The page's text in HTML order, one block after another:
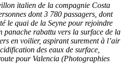
italien de la compagnie Costa
dont 3 780 passagers, dont
le quai de la Seyne pour rejoindre
panache rabattu vers la surface de la
en voilier, aspirant surement à l’air
des eaux de surface,
pour Valencia (Photographies